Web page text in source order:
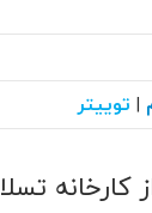
| توییتر
تسلا